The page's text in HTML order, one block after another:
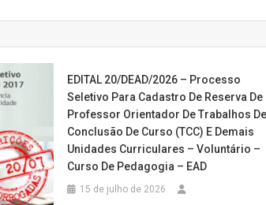
EDITAL 20/DEAD/2026 – Processo
Seletivo Para Cadastro De Reserva De
Professor Orientador De Trabalhos
Conclusão De Curso (TCC) E Demais
Unidades Curriculares – Voluntário –
Curso De Pedagogia – EAD
15 de julho de 2026